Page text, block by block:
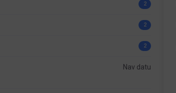
2
2
2
Nav datu